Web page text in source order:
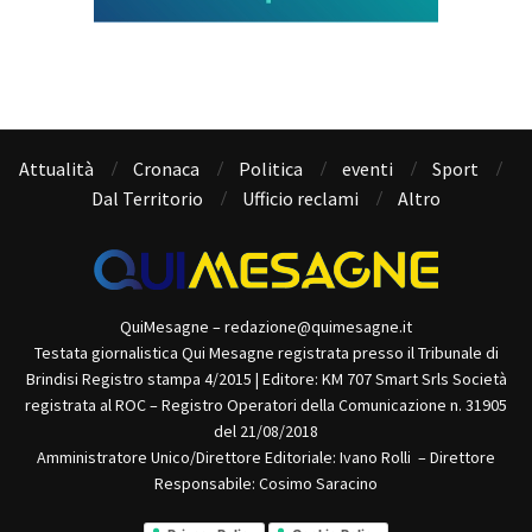
Attualità Cronaca Politica eventi
Sport
Dal Territorio
Ufficio reclami Altro
QuiMesagne – redazione@quimesagne.it
Testata giornalistica Qui Mesagne registrata presso il Tribunale di
Brindisi Registro stampa 4/2015 | Editore: KM 707 Smart Srls Società
registrata al ROC – Registro Operatori della Comunicazione n. 31905
del 21/08/2018
Amministratore Unico/Direttore Editoriale: Ivano Rolli – Direttore
Responsabile: Cosimo Saracino